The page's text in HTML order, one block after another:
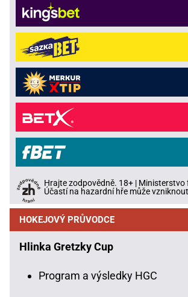
Hrajte zodpovědně. 18+ | Ministerstvo
Účastí na hazardní hře může
HOKEJOVÝ PRŮVODCE
Hlinka Gretzky Cup
Program a výsledky HGC